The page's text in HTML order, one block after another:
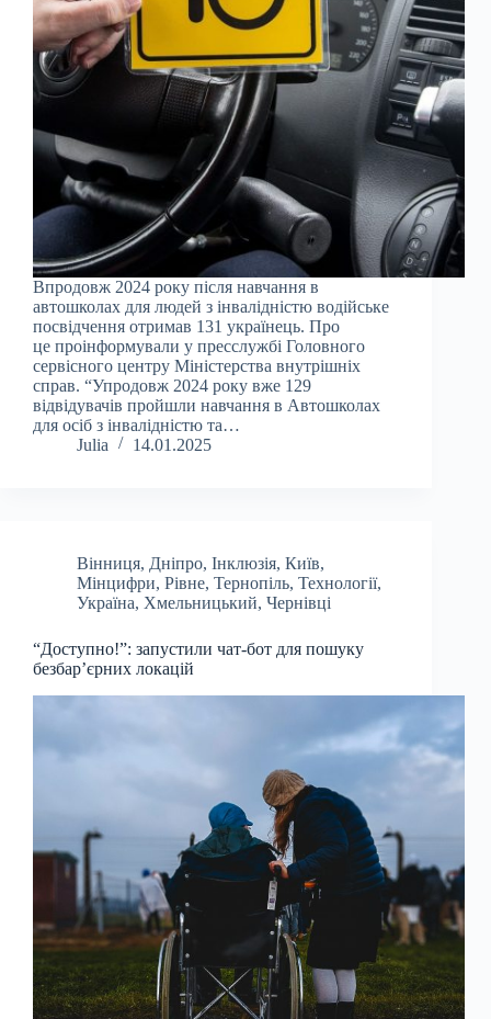
Впродовж 2024 року після навчання в
автошколах для людей з інвалідністю водійське
посвідчення отримав 131 українець. Про
це проінформували у пресслужбі Головного
сервісного центру Міністерства внутрішніх
справ. “Упродовж 2024 року вже 129
відвідувачів пройшли навчання в Автошколах
для осіб з інвалідністю та…
Julia
14.01.2025
Вінниця, Дніпро, Інклюзія, Київ,
Мінцифри, Рівне, Тернопіль, Технології,
Україна, Хмельницький, Чернівці
“Доступно!”: запустили чат-бот для пошуку
безбар’єрних локацій